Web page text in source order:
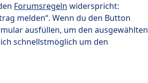
Forumsregeln widerspricht:
melden“. Wenn du den Button
ausfüllen, um den ausgewählten
schnellstmöglich um den